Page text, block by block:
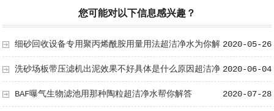
您可能对以下信息感兴趣？
2020-05-26
细砂回收设备专用聚丙烯酰胺用量用法超洁净水为你解
析 2020-06-04
洗砂场板带压滤机出泥效果不好具体是什么原因超洁净
水帮你解析 2020-07-28
BAF曝气生物滤池用那种陶粒超洁净水帮你解答